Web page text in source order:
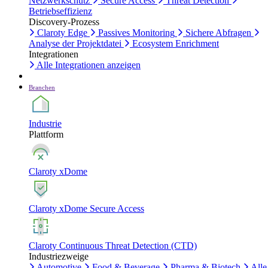
Betriebseffizienz
Discovery-Prozess
Claroty Edge
Passives Monitoring
Sichere Abfragen
Analyse der Projektdatei
Ecosystem Enrichment
Integrationen
Alle Integrationen anzeigen
Branchen
Industrie
Plattform
Claroty xDome
Claroty xDome Secure Access
Claroty Continuous Threat Detection (CTD)
Industriezweige